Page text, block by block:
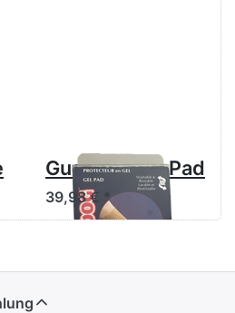
Guardog Gel Pad
39,98 € *